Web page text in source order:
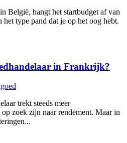
België, hangt het startbudget af van
type pand dat je op het oog hebt.
in Frankrijk?
trekt steeds meer
zoek zijn naar rendement. Maar in